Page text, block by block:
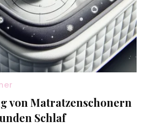
von Matratzenschonern
Schlaf